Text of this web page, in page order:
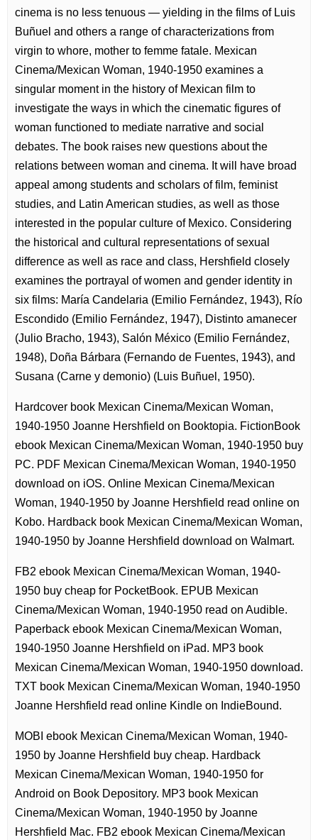
cinema is no less tenuous — yielding in the films of Luis
Buñuel and others a range of characterizations from
virgin to whore, mother to femme fatale. Mexican
Cinema/Mexican Woman, 1940-1950 examines a
singular moment in the history of Mexican film to
investigate the ways in which the cinematic figures of
woman functioned to mediate narrative and social
debates. The book raises new questions about the
relations between woman and cinema. It will have broad
appeal among students and scholars of film, feminist
studies, and Latin American studies, as well as those
interested in the popular culture of Mexico. Considering
the historical and cultural representations of sexual
difference as well as race and class, Hershfield closely
examines the portrayal of women and gender identity in
six films: María Candelaria (Emilio Fernández, 1943), Río
Escondido (Emilio Fernández, 1947), Distinto amanecer
(Julio Bracho, 1943), Salón México (Emilio Fernández,
1948), Doña Bárbara (Fernando de Fuentes, 1943), and
Susana (Carne y demonio) (Luis Buñuel, 1950).
Hardcover book Mexican Cinema/Mexican Woman,
1940-1950 Joanne Hershfield on Booktopia. FictionBook
ebook Mexican Cinema/Mexican Woman, 1940-1950 buy
PC. PDF Mexican Cinema/Mexican Woman, 1940-1950
download on iOS. Online Mexican Cinema/Mexican
Woman, 1940-1950 by Joanne Hershfield read online on
Kobo. Hardback book Mexican Cinema/Mexican Woman,
1940-1950 by Joanne Hershfield download on Walmart.
FB2 ebook Mexican Cinema/Mexican Woman, 1940-
1950 buy cheap for PocketBook. EPUB Mexican
Cinema/Mexican Woman, 1940-1950 read on Audible.
Paperback ebook Mexican Cinema/Mexican Woman,
1940-1950 Joanne Hershfield on iPad. MP3 book
Mexican Cinema/Mexican Woman, 1940-1950 download.
TXT book Mexican Cinema/Mexican Woman, 1940-1950
Joanne Hershfield read online Kindle on IndieBound.
MOBI ebook Mexican Cinema/Mexican Woman, 1940-
1950 by Joanne Hershfield buy cheap. Hardback
Mexican Cinema/Mexican Woman, 1940-1950 for
Android on Book Depository. MP3 book Mexican
Cinema/Mexican Woman, 1940-1950 by Joanne
Hershfield Mac. FB2 ebook Mexican Cinema/Mexican